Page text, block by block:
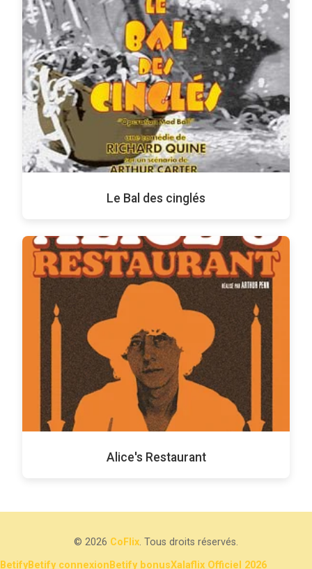
Le Bal des cinglés
Alice's Restaurant
© 2026 CoFlix. Tous droits réservés.
BetifyBetify connexion Betify bonusXalaflix Officiel 2026